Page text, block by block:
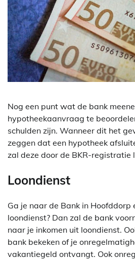
Nog een punt wat de bank
hypotheekaanvraag te
schulden zijn. Wanneer dit het
zeggen dat een hypotheek
zal deze door de BKR-registratie
Loondienst
Ga je naar de Bank in Hoofddorp
loondienst? Dan zal de bank
naar je inkomen uit loondienst.
bank bekeken of je
vakantiegeld ontvangt. Ook